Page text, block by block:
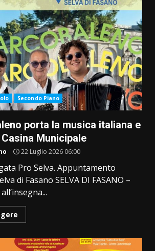
Secondo Piano
porta la musica italiana e
Municipale
22 Luglio 2026 06:00
Pro Selva. Appuntamento
di Fasano SELVA DI FASANO –